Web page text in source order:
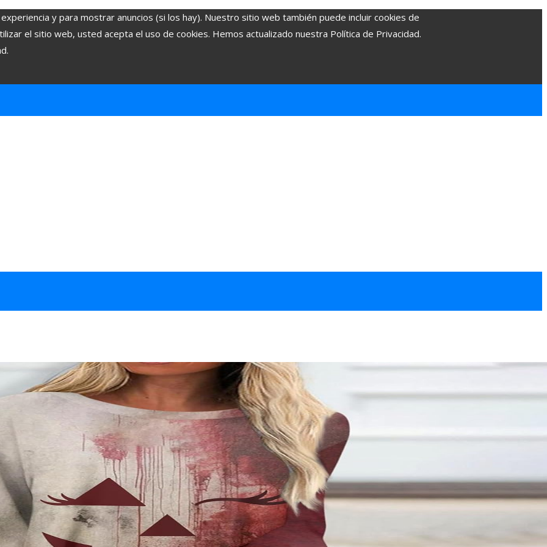
y para mostrar anuncios (si los hay). Nuestro sitio web también puede incluir cookies de
el sitio web, usted acepta el uso de cookies. Hemos actualizado nuestra Política de Privacidad.